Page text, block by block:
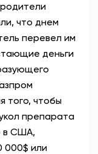
что днем
перевел им
деньги
того, чтобы
препарата
в США,
000$ или